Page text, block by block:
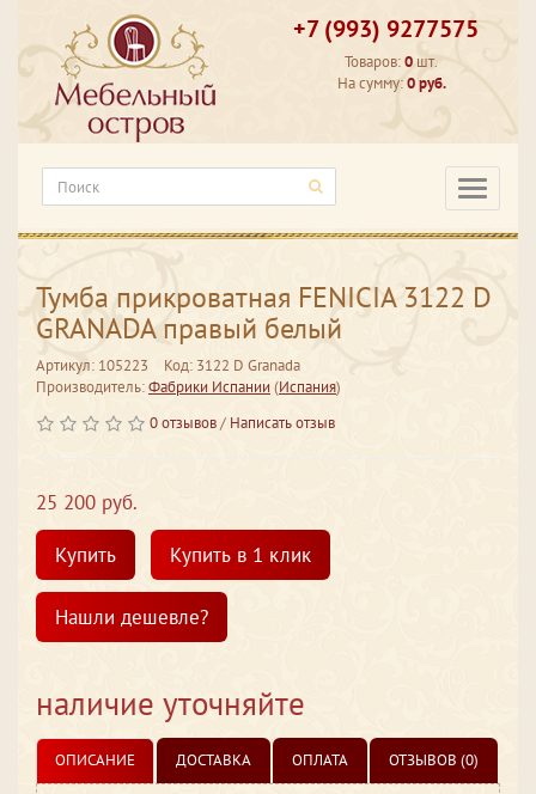
+7 (993) 9277575
Товаров:0 шт.
На сумму:0 руб.
Тумба прикроватная FENICIA 3122 D
GRANADA правый белый
Артикул: 105223
Код: 3122 D Granada
Производитель:Фабрики Испании(Испания)
0 отзывов/ Написать отзыв
25 200 руб.
Купить
Купить в 1 клик
Нашли дешевле?
наличие уточняйте
ОПИСАНИЕ ДОСТАВКА ОПЛАТА ОТЗЫВОВ (0)